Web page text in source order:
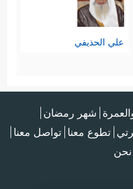
علي الحذيفي
شهر رمضان
تطوع معنا تواصل معنا